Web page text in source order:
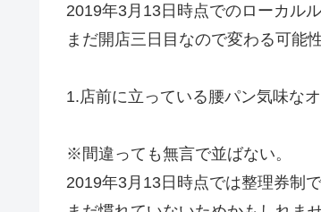
2019年3月13日時点でのローカルル
まだ開店三日目なので変わる可能
1.店前に立っている腰パン気味な
※間違っても無言で並ばない。
2019年3月13日時点では整理券制で